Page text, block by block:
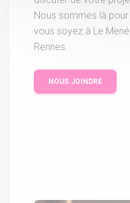
Nous sommes là
vous soyez à Le
Rennes.
NOUS JOINDRE